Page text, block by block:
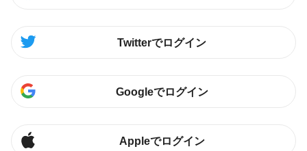
Twitterでログイン
Googleでログイン
Appleでログイン